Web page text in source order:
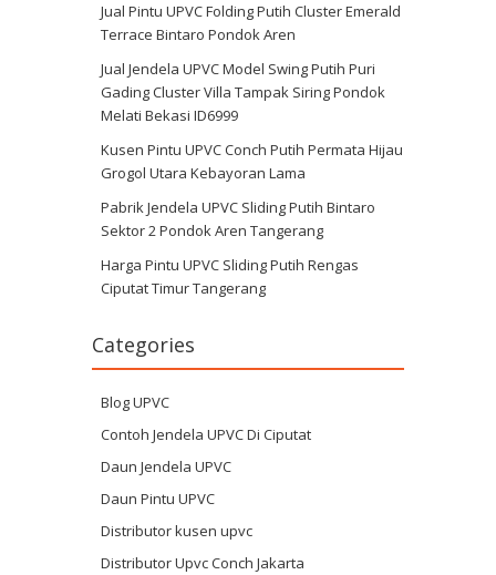
Jual Pintu UPVC Folding Putih Cluster Emerald
Terrace Bintaro Pondok Aren
Jual Jendela UPVC Model Swing Putih Puri
Gading Cluster Villa Tampak Siring Pondok
Melati Bekasi ID6999
Kusen Pintu UPVC Conch Putih Permata Hijau
Grogol Utara Kebayoran Lama
Pabrik Jendela UPVC Sliding Putih Bintaro
Sektor 2 Pondok Aren Tangerang
Harga Pintu UPVC Sliding Putih Rengas
Ciputat Timur Tangerang
Categories
Blog UPVC
Contoh Jendela UPVC Di Ciputat
Daun Jendela UPVC
Daun Pintu UPVC
Distributor kusen upvc
Distributor Upvc Conch Jakarta